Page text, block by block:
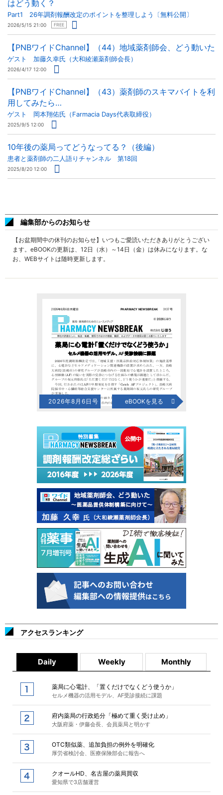
はどう動く？
Part1 26年調剤報酬改定のポイントを整理しよう〔無料公開〕
2026/5/15 21:00 FREE
【PNBワイドChannel】（44）地域薬剤師会、どう動いた
ゲスト 加藤久幸氏（大和綾瀬薬剤師会長）
2026/4/17 12:00
【PNBワイドChannel】（43）薬剤師のスキマバイトを利
用してみたら…
ゲスト 岡本翔佑氏（Farmacia Days代表取締役）
2025/9/5 12:00
10年後の薬局ってどうなってる？（後編）
患者と薬剤師の二人語りチャンネル 第18回
2025/8/20 12:00
編集部からのお知らせ
【お盆期間中の休刊のお知らせ】いつもご愛読いただきありがとうござい
ます。eBOOKの更新は、12日（水）～14日（金）は休みになります。な
お、WEBサイトは随時更新します。
2026年8月6日号 eBOOKを見る
アクセスランキング
Daily Weekly Monthly
薬局に心電計、「置くだけでなくどう使うか」
セルメ機器の活用モデル、AF受診接続に課題
府内薬局の行政処分「極めて重く受け止め」
大阪府薬・伊藤会長、会員薬局と明かす
OTC類似薬、追加負担の例外を明確化
厚労省検討会、医療保険部会に報告へ
クオールHD、名古屋の薬局買収
愛知県で3店舗運営